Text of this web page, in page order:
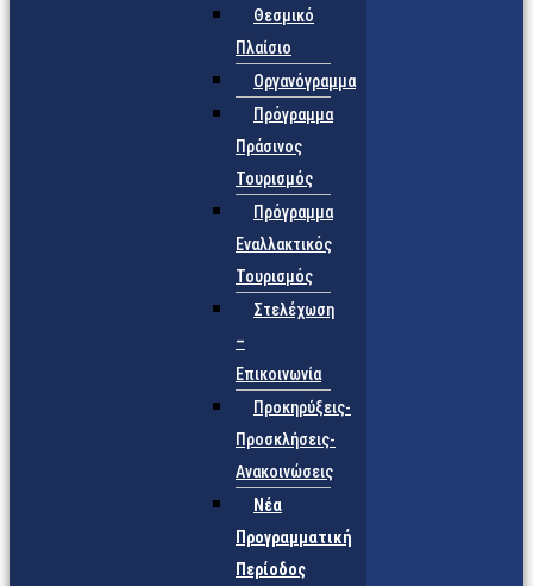
Θεσμικό
Πλαίσιο
Οργανόγραμμα
Πρόγραμμα
Πράσινος
Τουρισμός
Πρόγραμμα
Εναλλακτικός
Τουρισμός
Στελέχωση
–
Επικοινωνία
Προκηρύξεις-
Προσκλήσεις-
Ανακοινώσεις
Νέα
Προγραμματική
Περίοδος